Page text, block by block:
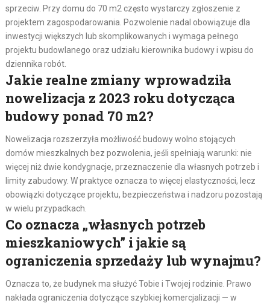
sprzeciw. Przy domu do 70 m2 często wystarczy zgłoszenie z
projektem zagospodarowania. Pozwolenie nadal obowiązuje dla
inwestycji większych lub skomplikowanych i wymaga pełnego
projektu budowlanego oraz udziału kierownika budowy i wpisu do
dziennika robót.
Jakie realne zmiany wprowadziła
nowelizacja z 2023 roku dotycząca
budowy ponad 70 m2?
Nowelizacja rozszerzyła możliwość budowy wolno stojących
domów mieszkalnych bez pozwolenia, jeśli spełniają warunki: nie
więcej niż dwie kondygnacje, przeznaczenie dla własnych potrzeb i
limity zabudowy. W praktyce oznacza to więcej elastyczności, lecz
obowiązki dotyczące projektu, bezpieczeństwa i nadzoru pozostają
w wielu przypadkach.
Co oznacza „własnych potrzeb
mieszkaniowych” i jakie są
ograniczenia sprzedaży lub wynajmu?
Oznacza to, że budynek ma służyć Tobie i Twojej rodzinie. Prawo
nakłada ograniczenia dotyczące szybkiej komercjalizacji — w